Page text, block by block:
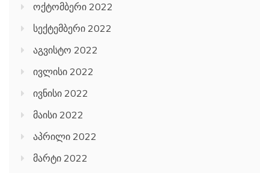
ოქტომბერი 2022
სექტემბერი 2022
აგვისტო 2022
ივლისი 2022
ივნისი 2022
მაისი 2022
აპრილი 2022
მარტი 2022